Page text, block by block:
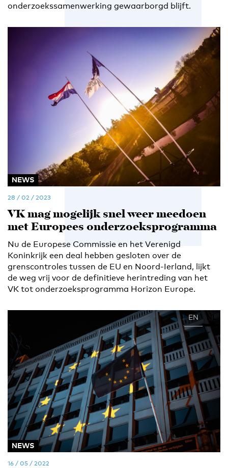
onderzoekssamenwerking gewaarborgd blijft.
NEWS
28 / 02 / 2023
VK mag mogelijk snel weer meedoen
met Europees onderzoeksprogramma
Nu de Europese Commissie en het Verenigd
Koninkrijk een deal hebben gesloten over de
grenscontroles tussen de EU en Noord-Ierland, lijkt
de weg vrij voor de definitieve herintreding van het
VK tot onderzoeksprogramma Horizon Europe.
EN NL
NEWS
16 / 05 / 2022